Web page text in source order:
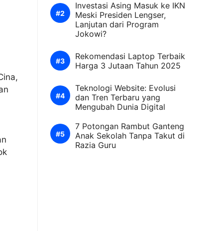
Investasi Asing Masuk ke IKN
Meski Presiden Lengser,
Lanjutan dari Program
Jokowi?
Rekomendasi Laptop Terbaik
Harga 3 Jutaan Tahun 2025
Teknologi Website: Evolusi
dan Tren Terbaru yang
Mengubah Dunia Digital
7 Potongan Rambut Ganteng
Anak Sekolah Tanpa Takut di
Razia Guru